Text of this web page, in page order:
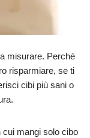
misurare. Perché
risparmiare, se ti
cibi più sani o
cui mangi solo cibo